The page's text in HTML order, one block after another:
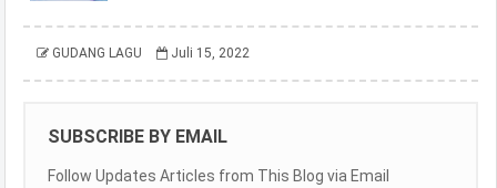
GUDANG LAGU Juli 15, 2022
SUBSCRIBE BY EMAIL
Follow Updates Articles from This Blog via Email